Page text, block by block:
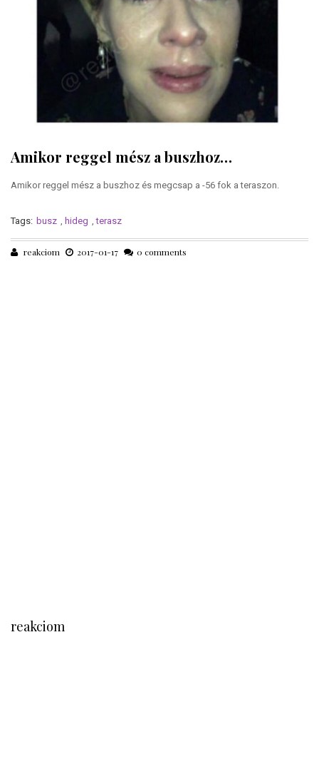
Amikor reggel mész a buszhoz…
Amikor reggel mész a buszhoz és megcsap a -56 fok a teraszon.
Tags: busz hideg ,terasz
reakciom 2017-01-17 0 comments
reakciom